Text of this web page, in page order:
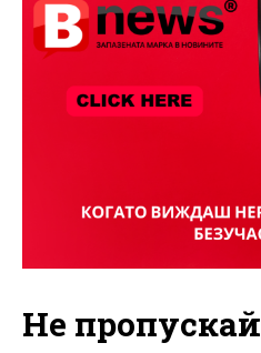
Не пропускай